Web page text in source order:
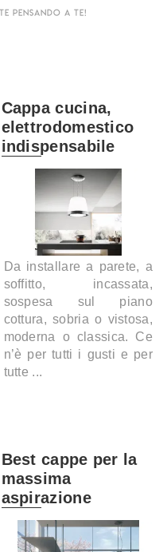
pensando a te!
Cappa cucina,
elettrodomestico
indispensabile
Da installare a parete, a
soffitto, incassata,
sospesa sul piano
cottura, sobria o vistosa,
moderna o classica. Ce
n’è per tutti i gusti e per
tutte ...
Best cappe per la
massima
aspirazione